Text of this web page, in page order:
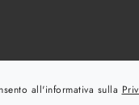
all'informativa sulla